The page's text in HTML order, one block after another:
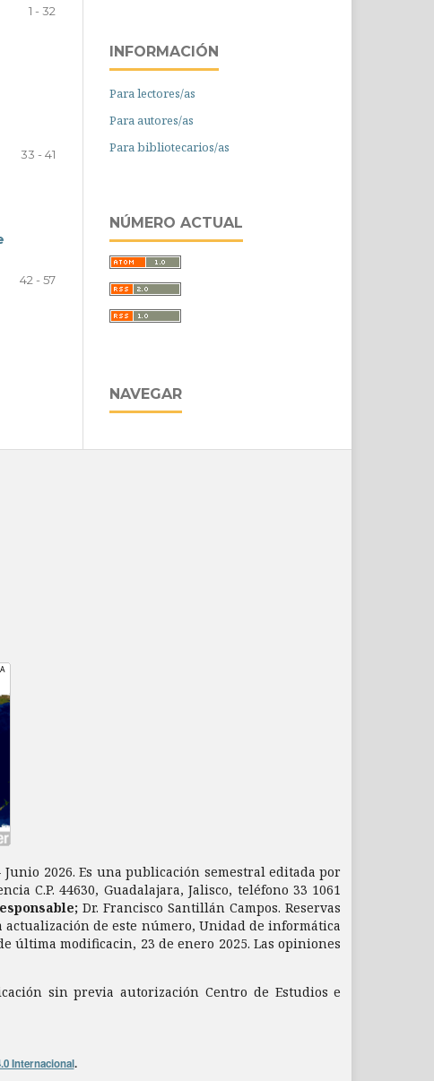
1 - 32
33 - 41
42 - 57
INFORMACIÓN
Para lectores/as
Para autores/as
Para bibliotecarios/as
NÚMERO ACTUAL
NAVEGAR
Junio 2026. Es una publicación semestral editada por
C.P. 44630, Guadalajara, Jalisco, teléfono 33 1061
Dr. Francisco Santillán Campos. Reservas
actualización de este número, Unidad de informática
última modificacin, 23 de enero 2025. Las opiniones
sin previa autorización Centro de Estudios e
Internacional.